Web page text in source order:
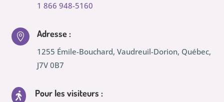
1 866 948-5160
 Adresse :
1255 Émile-Bouchard, Vaudreuil-Dorion, Québec,
J7V 0B7
 Pour les visiteurs :